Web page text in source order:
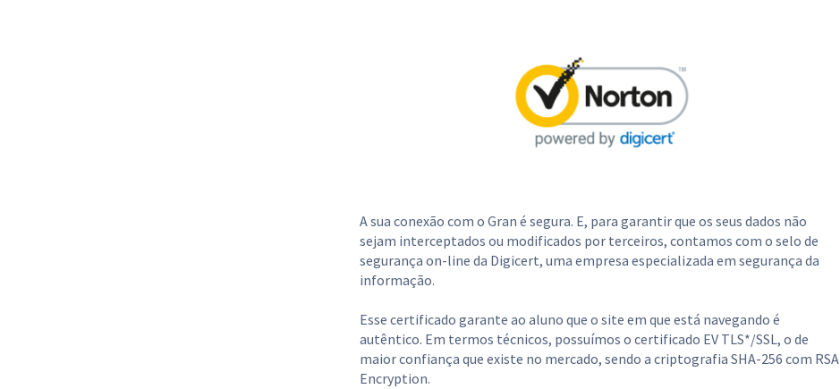
A sua conexão com o Gran é segura. E, para garantir que os seus dados não
sejam interceptados ou modificados por terceiros, contamos com o selo de
segurança on-line da Digicert, uma empresa especializada em segurança da
informação.
Esse certificado garante ao aluno que o site em que está navegando é
autêntico. Em termos técnicos, possuímos o certificado EV TLS*/SSL, o de
maior confiança que existe no mercado, sendo a criptografia SHA-256 com RSA
Encryption.